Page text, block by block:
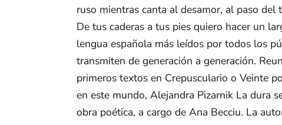
ruso mientras canta al desamor, al paso
De tus caderas a tus pies quiero hacer un
lengua española más leídos por todos los
transmiten de generación a generación.
primeros textos en Crepusculario o Veinte
en este mundo, Alejandra Pizarnik La dura
obra poética, a cargo de Ana Becciu. La